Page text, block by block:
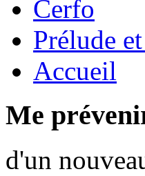
Cerfo
Prélude
Accueil
Me
d'un